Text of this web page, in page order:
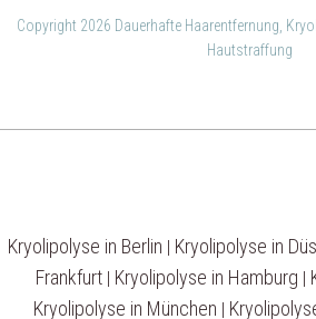
Copyright 2026 Dauerhafte Haarentfernung,
Hautstraffung
Kryolipolyse in Berlin | Kryolipolyse in
Frankfurt| Kryolipolyse in Hamburg |
Kryolipolyse in München |